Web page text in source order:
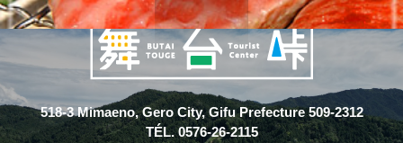
518-3 Mimaeno, Gero City, Gifu Prefecture 509-2312
TÉL. 0576-26-2115